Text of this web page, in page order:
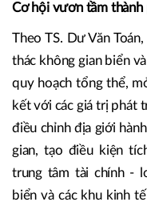
Cơ hội vươn tầm
Theo TS. Dư Văn
thác không gian biển
quy hoạch tổng thể,
kết với các giá trị phát
điều chỉnh địa giới
gian, tạo điều kiện
trung tâm tài chính -
biển và các khu kinh